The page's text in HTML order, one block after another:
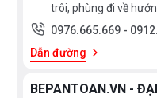
trôi, phùng đi về
0976.665.669 -
Dẫn đường
BEPANTOAN.VN -